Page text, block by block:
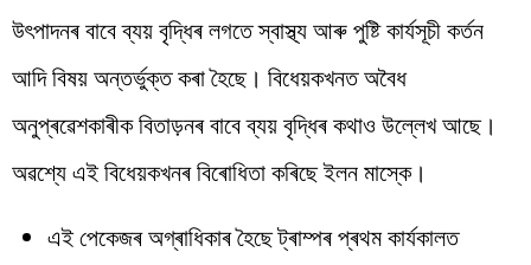
উৎপাদনৰ বাবে ব্যয় বৃদ্ধিৰ লগতে স্বাস্থ্য আৰু পুষ্টি কাৰ্যসূচী কৰ্তন
আদি বিষয় অন্তৰ্ভুক্ত কৰা হৈছে। বিধেয়কখনত অবৈধ
অনুপ্ৰৱেশকাৰীক বিতাড়নৰ বাবে ব্যয় বৃদ্ধিৰ কথাও উল্লেখ আছে।
অৱশ্যে এই বিধেয়কখনৰ বিৰোধিতা কৰিছে ইলন মাস্কে।
এই পেকেজৰ অগ্ৰাধিকাৰ হৈছে ট্ৰাম্পৰ প্ৰথম কাৰ্যকালত